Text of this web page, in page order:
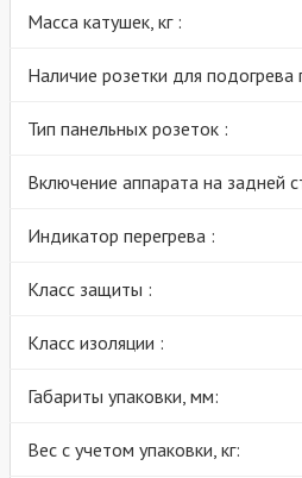
Масса катушек, кг :
Наличие розетки для подогрева
Тип панельных розеток :
Включение аппарата на задней
Индикатор перегрева :
Класс защиты :
Класс изоляции :
Габариты упаковки, мм:
Вес с учетом упаковки, кг: